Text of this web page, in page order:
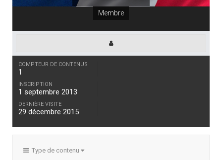
Membre
COMPTEUR DE CONTENUS
1
INSCRIPTION
1 septembre 2013
DERNIÈRE VISITE
29 décembre 2015
Type de contenu